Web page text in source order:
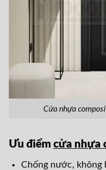
Cửa nhựa
Ưu điểm cửa nhựa
Chống nước, không